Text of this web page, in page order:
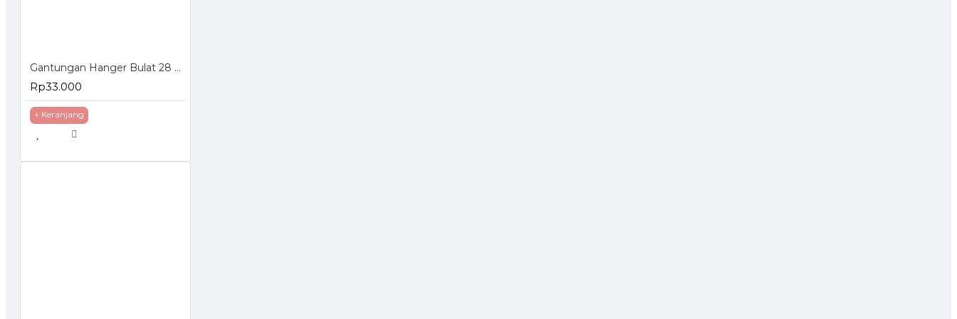
Gantungan Hanger Bulat 28 Ring untuk Hijab Jilbab Kerudung Dasi Syal
Rp33.000
+ Keranjang